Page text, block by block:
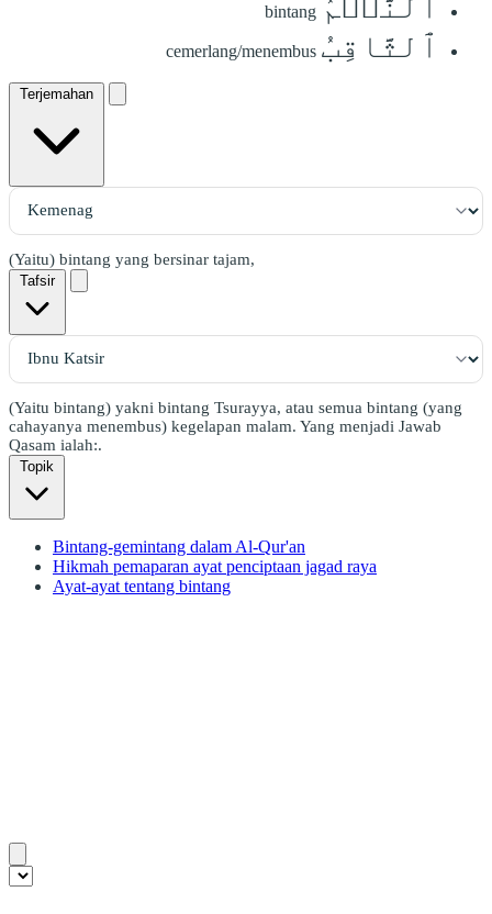
bintang
ٱلثَّاقِبُ cemerlang/menembus
Terjemahan
(Yaitu) bintang yang bersinar tajam,
Tafsir
(Yaitu bintang) yakni bintang Tsurayya, atau semua bintang (yang
cahayanya menembus) kegelapan malam. Yang menjadi Jawab
Qasam ialah:.
Topik
Bintang-gemintang dalam Al-Qur'an
Hikmah pemaparan ayat penciptaan jagad raya
Ayat-ayat tentang bintang